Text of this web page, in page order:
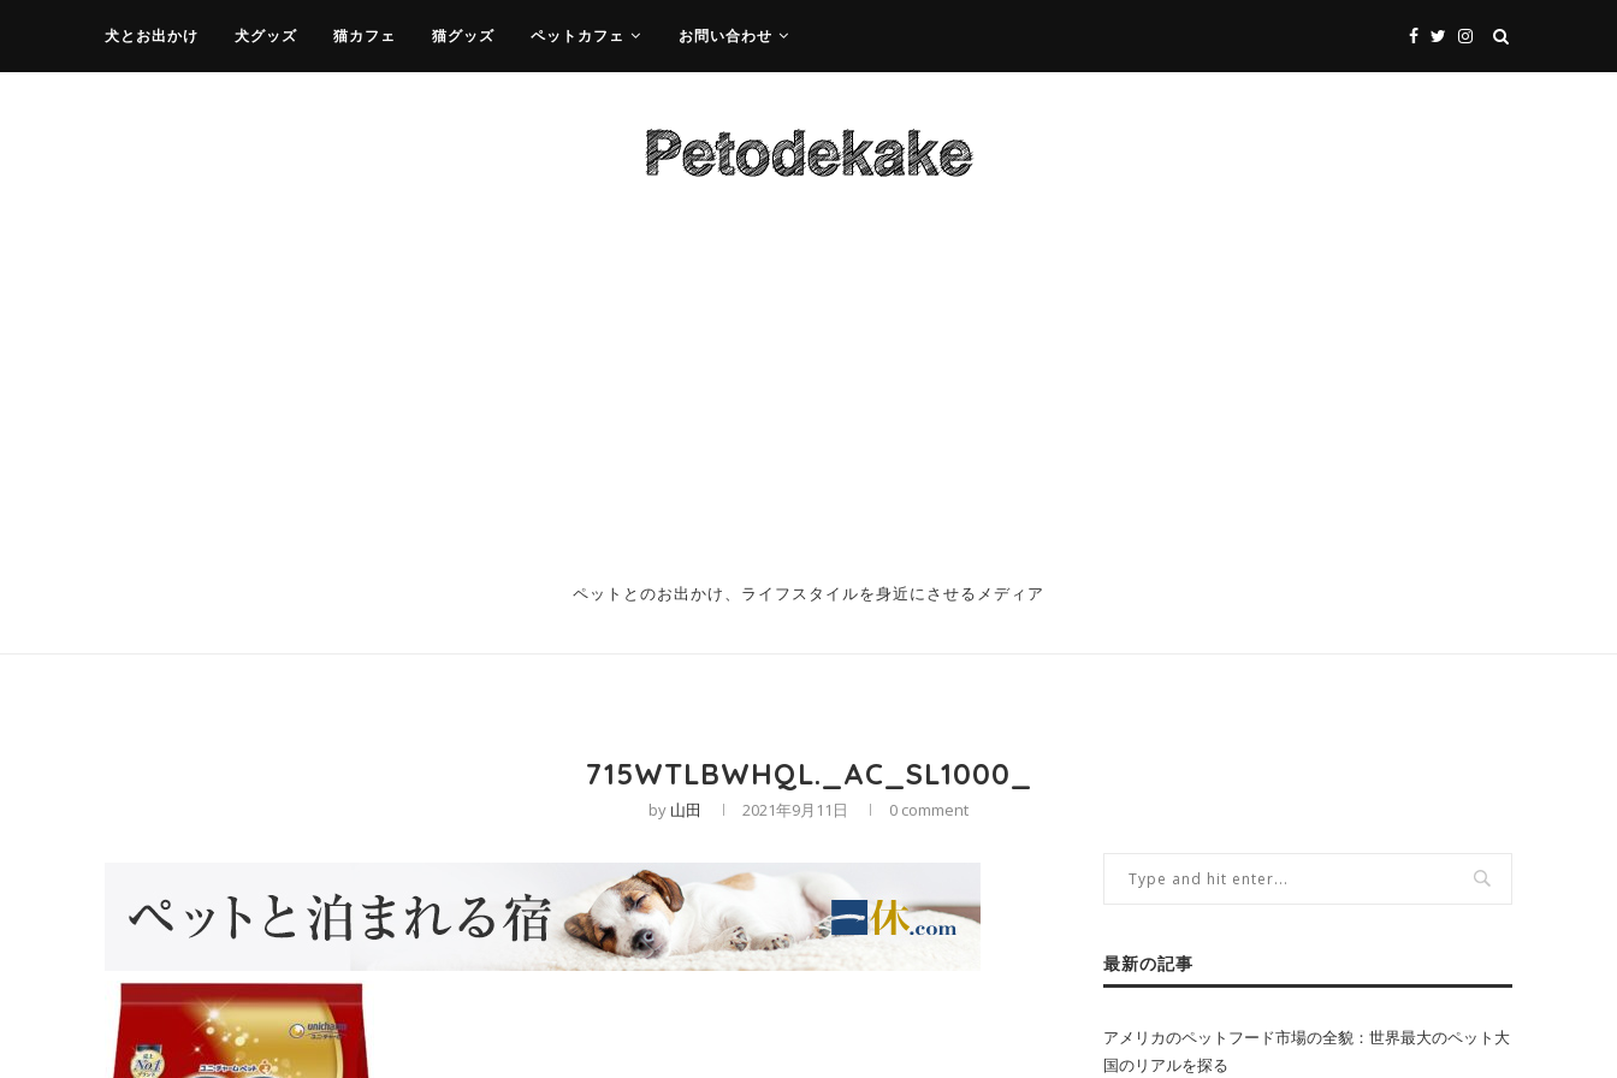
犬とお出かけ 犬グッズ 猫カフェ 猫グッズ ペットカフェ お問い合わせ
ペットとのお出かけ、ライフスタイルを身近にさせるメディア
715WTLBWHQL._AC_SL1000_
by 山田 2021年9月11日 0 comment
最新の記事
アメリカのペットフード市場の全貌：世界最大のペット大
国のリアルを探る